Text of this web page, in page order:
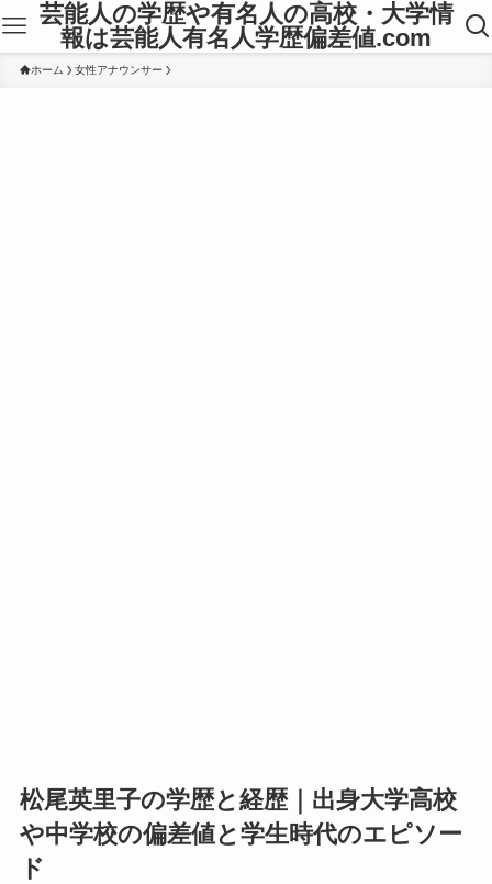
芸能人の学歴や有名人の高校・大学情
報は芸能人有名人学歴偏差値.com
ホーム 女性アナウンサー
松尾英里子の学歴と経歴｜出身大学高校
や中学校の偏差値と学生時代のエピソー
ド